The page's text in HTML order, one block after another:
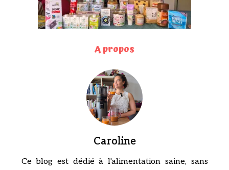
A propos
Caroline
Ce blog est dédié à l'alimentation saine, sans